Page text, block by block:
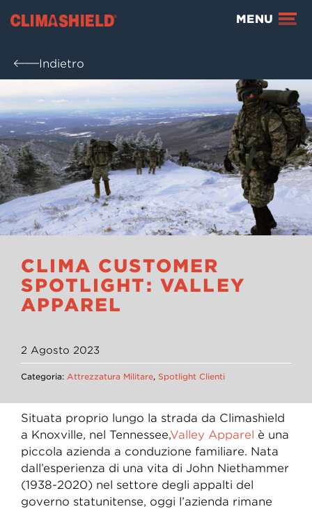
Climashield® MENU
Indietro
CLIMA CUSTOMER
SPOTLIGHT: VALLEY
APPAREL
2 Agosto 2023
Categoria: Attrezzatura Militare, Spotlight Clienti
Situata proprio lungo la strada da Climashield
a Knoxville, nel Tennessee,Valley Apparel è una
piccola azienda a conduzione familiare. Nata
dall’esperienza di una vita di John Niethammer
(1938-2020) nel settore degli appalti del
governo statunitense, oggi l’azienda rimane